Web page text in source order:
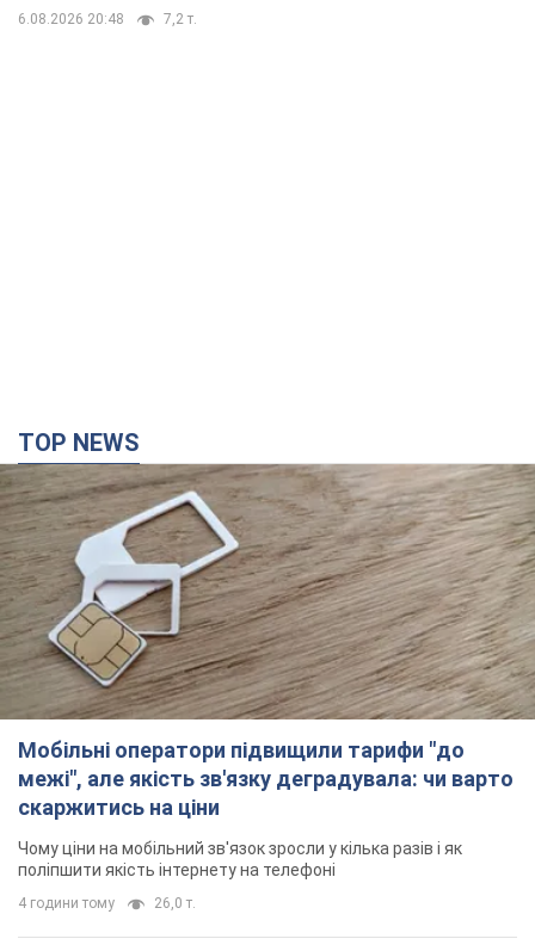
Мобільні оператори підвищили тарифи "до
межі", але якість зв'язку деградувала: чи варто
скаржитись на ціни
Чому ціни на мобільний зв'язок зросли у кілька разів і як
поліпшити якість інтернету на телефоні
4 години тому 26,0 т.
"Працюємо, щоб отримати пакети з ракетами
для ППО": Зеленський заслухав доповідь
Драпатого і анонсував нові кроки
українській армії